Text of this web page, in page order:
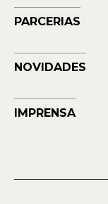
Musehum
NAVE
PARCERIAS
NOVIDADES
IMPRENSA